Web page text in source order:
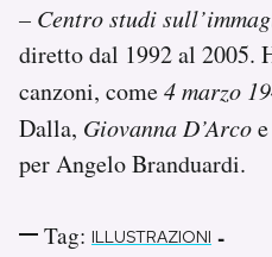
– Centro studi
diretto dal 1992 al 2005.
canzoni, come4 marzo
Dalla, Giovanna D’Arcoe
per Angelo Branduardi.
Tag: ILLUSTRAZIONI -